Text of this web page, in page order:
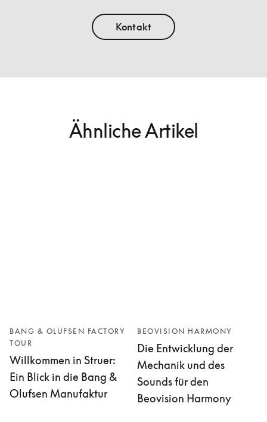
Kontakt
Ähnliche Artikel
BANG & OLUFSEN FACTORY
TOUR
Willkommen in Struer:
Ein Blick in die Bang &
Olufsen Manufaktur
BEOVISION HARMONY
Die Entwicklung der
Mechanik und des
Sounds für den
Beovision Harmony